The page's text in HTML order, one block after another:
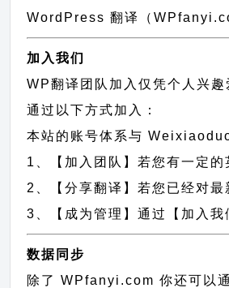
WordPress 翻译（
加入我们
WP翻译团队加入仅凭个人兴
通过以下方式加入：
本站的账号体系与
1、【加入团队】若您有一定
2、【分享翻译】若您已经对
3、【成为管理】通过【加入
数据同步
除了 WPfanyi.com 你还可以